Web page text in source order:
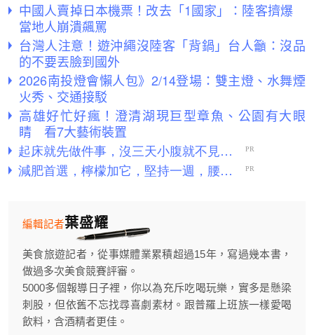
中國人賣掉日本機票！改去「1國家」：陸客擠爆
當地人崩潰飆罵
台灣人注意！遊沖繩沒陸客「背鍋」台人籲：沒品
的不要丟臉到國外
2026南投燈會懶人包》2/14登場：雙主燈、水舞煙
火秀、交通接駁
高雄好忙好瘋！澄清湖現巨型章魚、公園有大眼
睛 看7大藝術裝置
葉盛耀
編輯記者
美食旅遊記者，從事媒體業累積超過15年，寫過幾本書，
做過多次美食競賽評審。
5000多個報導日子裡，你以為充斥吃喝玩樂，實多是懸梁
刺股，但依舊不忘找尋喜劇素材。跟普羅上班族一樣愛喝
飲料，含酒精者更佳。